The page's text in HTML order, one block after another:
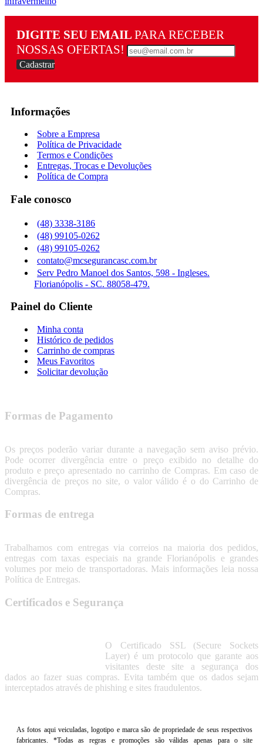
DIGITE SEU EMAIL PARA RECEBER
NOSSAS OFERTAS!
Cadastrar
Informações
Sobre a Empresa
Política de Privacidade
Termos e Condições
Entregas, Trocas e Devoluções
Política de Compra
Fale conosco
(48) 3338-3186
(48) 99105-0262
(48) 99105-0262
contato@mcsegurancasc.com.br
Serv Pedro Manoel dos Santos, 598 - Ingleses.
Florianópolis - SC. 88058-479.
Painel do Cliente
Minha conta
Histórico de pedidos
Carrinho de compras
Meus Favoritos
Solicitar devolução
Formas de Pagamento
Os preços poderão variar durante a navegação sem aviso prévio.
Pode ocorrer divergência entre o preço exibido no detalhe do
produto e preço apresentado no carrinho de Compras. Em caso de
divergência de preços no site, o valor válido é o do Carrinho de
Compras.
Formas de entrega
Trabalhamos com entregas via correios na maioria dos pedidos,
entregas com taxas especiais na grande Florianópolis e grandes
volumes por meio de transportadoras. Mais informações leia nossa
Política de Entregas.
Certificados e Segurança
O Certificado SSL (Secure Sockets
Layer) é um protocolo que garante aos
visitantes deste site a segurança dos
dados ao fazer suas compras. Evita também que os dados sejam
interceptados através de phishing e sites fraudulentos.
As fotos aqui veiculadas, logotipo e marca são de propriedade de seus respectivos
fabricantes. *Todas as regras e promoções são válidas apenas para o site